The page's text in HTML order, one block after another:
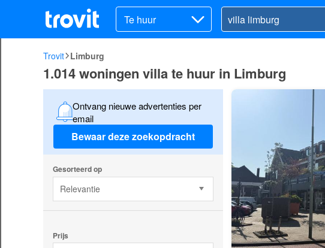
Te huur
Trovit Limburg
1.014 woningen villa te huur in Limburg
Ontvang nieuwe advertenties per
email
Bewaar deze zoekopdracht
Gesorteerd op
Relevantie
Prijs